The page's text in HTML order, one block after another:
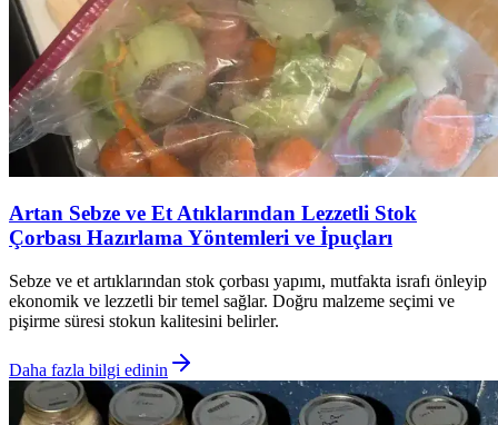
Artan Sebze ve Et Atıklarından Lezzetli Stok
Çorbası Hazırlama Yöntemleri ve İpuçları
Sebze ve et artıklarından stok çorbası yapımı, mutfakta israfı önleyip
ekonomik ve lezzetli bir temel sağlar. Doğru malzeme seçimi ve
pişirme süresi stokun kalitesini belirler.
Daha fazla bilgi edinin